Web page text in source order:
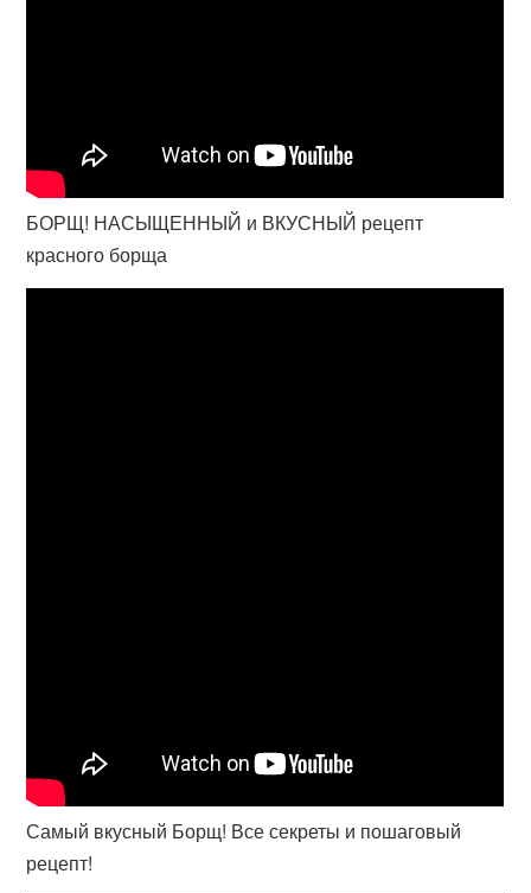
БОРЩ! НАСЫЩЕННЫЙ и ВКУСНЫЙ рецепт
красного борща
Самый вкусный Борщ! Все секреты и пошаговый
рецепт!